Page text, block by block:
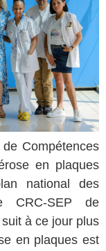
Compétences
en plaques
national des
CRC-SEP de
suit à ce jour plus
en plaques est